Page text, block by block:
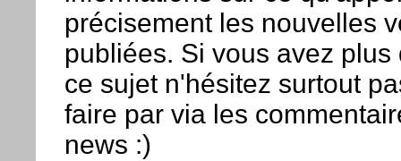
précisement les nouvelles
publiées. Si vous avez
ce sujet n'hésitez surtout
faire par via les
news :)